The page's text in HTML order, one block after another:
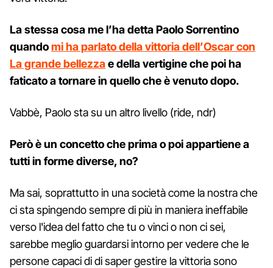
La stessa cosa me l’ha detta Paolo Sorrentino
quandomi ha parlato della vittoria dell’Oscar con
La grande bellezzae della vertigine che poi ha
faticato a tornare in quello che è venuto dopo.
Vabbè, Paolo sta su un altro livello (ride, ndr)
Però è un concetto che prima o poi appartiene a
tutti in forme diverse, no?
Ma sai, soprattutto in una società come la nostra che
ci sta spingendo sempre di più in maniera ineffabile
verso l'idea del fatto che tu o vinci o non ci sei,
sarebbe meglio guardarsi intorno per vedere che le
persone capaci di di saper gestire la vittoria sono